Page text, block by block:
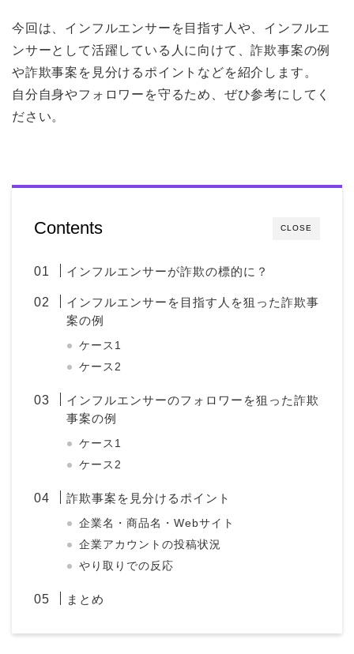
今回は、インフルエンサーを目指す人や、インフルエ
ンサーとして活躍している人に向けて、詐欺事案の例
や詐欺事案を見分けるポイントなどを紹介します。
自分自身やフォロワーを守るため、ぜひ参考にしてく
ださい。
CLOSE
Contents
インフルエンサーが詐欺の標的に？
インフルエンサーを目指す人を狙った詐欺事
案の例
ケース1
ケース2
インフルエンサーのフォロワーを狙った詐欺
事案の例
ケース1
ケース2
詐欺事案を見分けるポイント
企業名・商品名・Webサイト
企業アカウントの投稿状況
やり取りでの反応
まとめ